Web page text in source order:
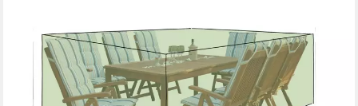
Gartenmöbel-Schutzhülle Schutzhülle Sitzgruppe
250x210x90cm
39,99 €
lieferbar - in 2-3 Werktagen bei dir